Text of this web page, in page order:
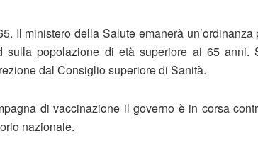
Il ministero della Salute emanerà
sulla popolazione di età superiore ai 65 anni.
dal Consiglio superiore di Sanità.
di vaccinazione il governo è in corsa
nazionale.